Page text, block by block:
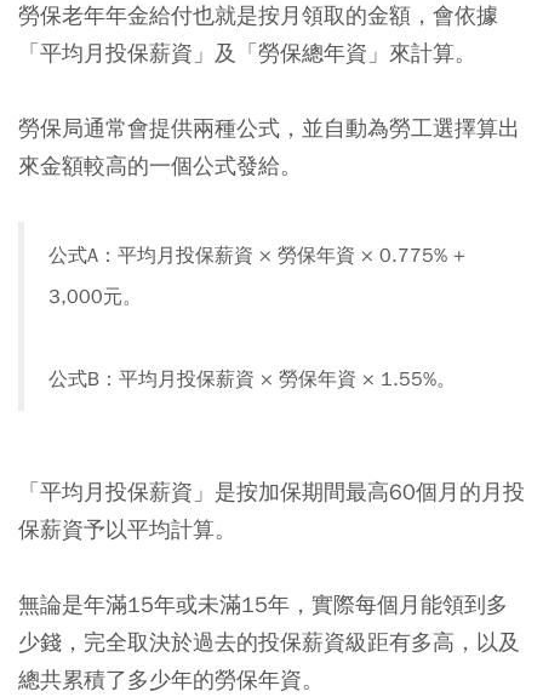
勞保老年年金給付也就是按月領取的金額，會依據
「平均月投保薪資」及「勞保總年資」來計算。
勞保局通常會提供兩種公式，並自動為勞工選擇算出
來金額較高的一個公式發給。
公式A：平均月投保薪資 × 勞保年資 × 0.775% +
3,000元。
公式B：平均月投保薪資 × 勞保年資 × 1.55%。
「平均月投保薪資」是按加保期間最高60個月的月投
保薪資予以平均計算。
無論是年滿15年或未滿15年，實際每個月能領到多
少錢，完全取決於過去的投保薪資級距有多高，以及
總共累積了多少年的勞保年資。